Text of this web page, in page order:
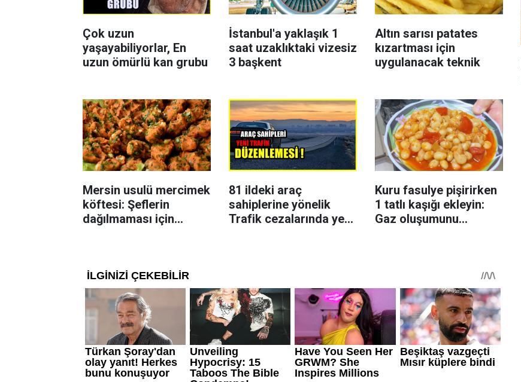
Çok uzun
yaşayabiliyorlar, En
uzun ömürlü kan grubu
İstanbul'a yaklaşık 1
saat uzaklıktaki vizesiz
3 başkent
Altın sarısı patates
kızartması için
uygulanacak teknik
Mersin usulü mercimek
köftesi: Şeflerin
dağılmaması için
81 ildeki araç
sahiplerine yönelik
Trafik cezalarında yeni
Kuru fasulye pişirirken
1 tatlı kaşığı ekleyin:
Gaz oluşumunu